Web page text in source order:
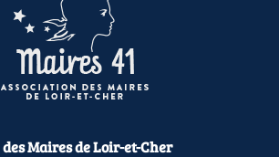
Maires de Loir-et-Cher